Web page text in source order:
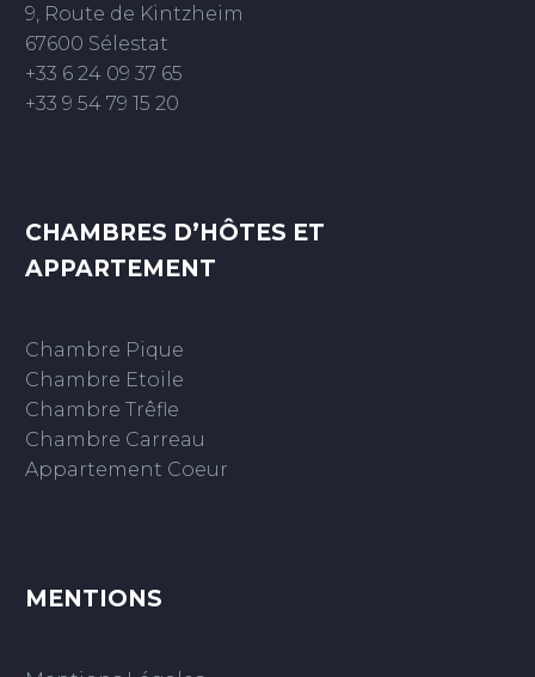
9, Route de Kintzheim
67600 Sélestat
+33 6 24 09 37 65
+33 9 54 79 15 20
CHAMBRES D’HÔTES ET
APPARTEMENT
Chambre Pique
Chambre Etoile
Chambre Trêfle
Chambre Carreau
Appartement Coeur
MENTIONS